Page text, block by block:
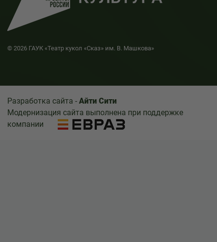
© 2026 ГАУК «Театр кукол «Сказ» им. В. Машкова»
Разработка сайта - Айти Сити
Модернизация сайта выполнена при поддержке
компании